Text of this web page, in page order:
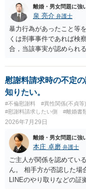
学進学についての父母の
や費用などを踏まえて個
の条項において、養育費
か、大学進学に関する定
定めの有無等について確
離婚・男女問題に強
泉 亮介 弁護士
暴力行為があったこと等
くは刑事事件であれば検
合，当該事実が認められ
慰謝料請求時の不定
知りたい。
#不倫慰謝料 #異性関係(不貞等)
#慰謝料請求したい側
#離婚書
2026年7月29日
離婚・男女問題に強
本庄 卓磨 弁護士
ご主人が関係を認めてい
ん。 相手方が否認した場
LINEのやり取りなどの証